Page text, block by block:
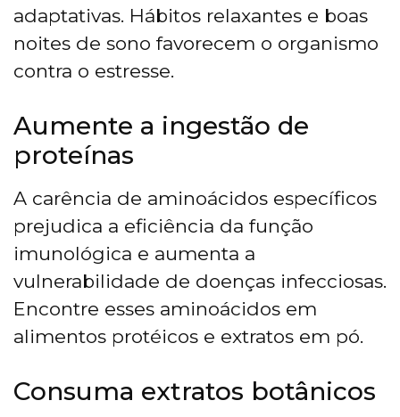
adaptativas. Hábitos relaxantes e boas
noites de sono favorecem o organismo
contra o estresse.
Aumente a ingestão de
proteínas
A carência de aminoácidos específicos
prejudica a eficiência da função
imunológica e aumenta a
vulnerabilidade de doenças infecciosas.
Encontre esses aminoácidos em
alimentos protéicos e extratos em pó.
Consuma extratos botânicos